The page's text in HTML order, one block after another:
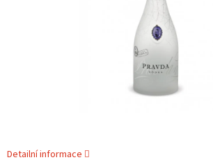
Detailní informace